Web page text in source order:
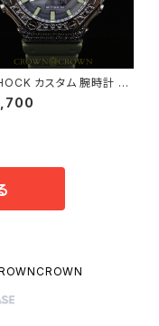
カスタム 腕時計 カ
ク GA-2110SU-3AJF G
005